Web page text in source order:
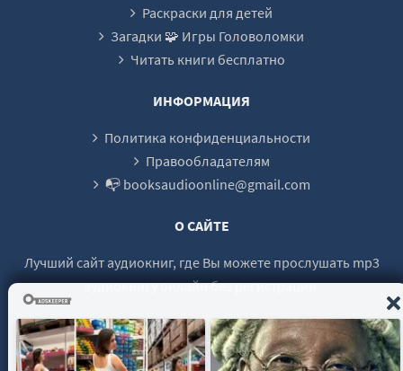
Раскраски для детей
Загадки 🧩 Игры Головоломки
Читать книги бесплатно
ИНФОРМАЦИЯ
Политика конфиденциальности
Правообладателям
📭 booksaudioonline@gmail.com
О САЙТЕ
Лучший сайт аудиокниг, где Вы можете прослушать mp3
аудиокнигу онлайн без регистрации.